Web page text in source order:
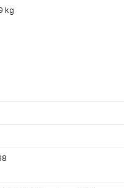
kg